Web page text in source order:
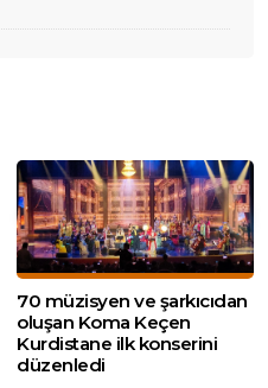
70 müzisyen ve şarkıcıdan
oluşan Koma Keçen
Kurdistane ilk konserini
düzenledi